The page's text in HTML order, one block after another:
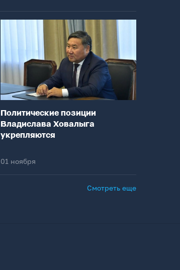
Политические позиции
Владислава Ховалыга
укрепляются
01 ноября
Смотреть еще